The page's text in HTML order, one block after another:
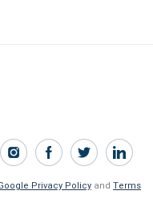
Privacy Policy and Terms